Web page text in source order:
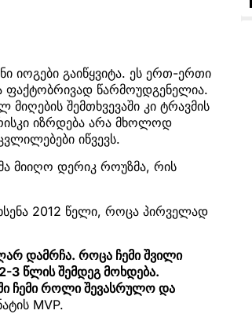
იოგები გაიწყვიტა. ეს ერთ-ერთი
ფაქტობრივად წარმოუდგენელია.
შემთხვევაში კი ტრავმის
იზრდება არა მხოლოდ
იწვევს.
მიიღო დერიკ როუზმა, რის
2012 წელი, როცა პირველად
დამრჩა. როცა ჩემი შვილი
3 წლის შემდეგ მოხდება.
ჩემი როლი შევასრულო და
MVP.